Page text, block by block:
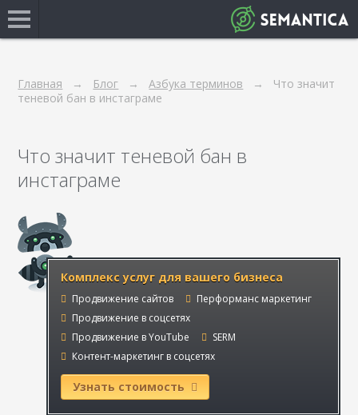
Главная Блог Азбука терминов
Что значит
теневой бан в инстаграме
Что значит теневой бан в
инстаграме
Комплекс услуг для вашего бизнеса
Продвижение сайтов
Перформанс маркетинг
Продвижение в соцсетях
Продвижение в YouTube
SERM
Контент-маркетинг в соцсетях
Узнать стоимость